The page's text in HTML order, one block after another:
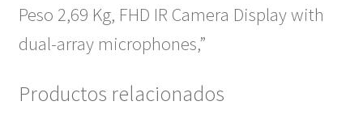
Peso 2,69 Kg, FHD IR Camera Display with
dual-array microphones,”
Productos relacionados